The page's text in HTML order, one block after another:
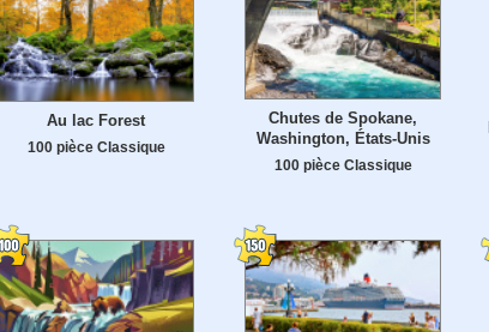
Au lac Forest
100 pièce Classique
Chutes de Spokane,
Washington, États-Unis
100 pièce Classique